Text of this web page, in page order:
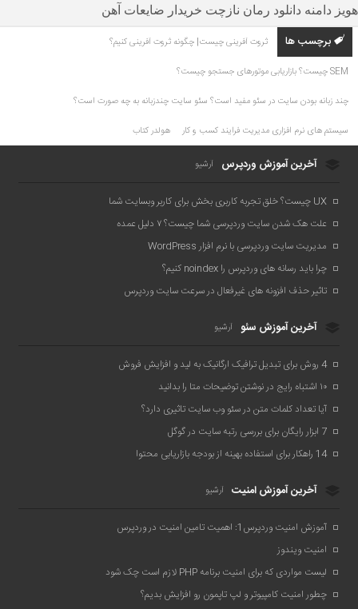
هویز دامنه دانلود رمان نازچت خریدار ضایعات آهن
برچسب ها ثروت آفرینی چیست| چگونه ثروت آفرینی کنیم؟
SEM چیست؟ بازاریابی موتورهای جستجو چیست؟
چند زبانه بودن سایت در سئو مفید است؟ سئو سایت چندزبانه به چه صورت است؟
سیستم های نرم افزاری مدیریت فرایند کسب و کار هولدر کتاب
آخرین آموزش وردپرس آرشیو
UX چیست؟ خلق تجربه کاربری بخش برای کاربر وبسایت شما
علت هک شدن سایت وردپرسی شما چیست؟ ۷ دلیل عمده
مدیریت سایت وردپرسی با نرم افزار WordPress
چرا باید رسانه های وردپرس را noindex کنیم؟
تاثیر حذف افزونه های غیرفعال در سرعت سایت وردپرس
آخرین آموزش سئو آرشیو
4 روش برای تبدیل ترافیک ارگانیک به لید و افزایش فروش
۱۰ اشتباه رایج در نوشتن توضیحات متا را بدانید
آیا تعداد کلمات متن در سئو وب سایت تاثیری دارد؟
7 ابزار رایگان برای بررسی رتبه سایت در گوگل
14 راهکار برای استفاده بهینه از بودجه بازاریابی محتوا
آخرین آموزش امنیت آرشیو
آموزش امنیت وردپرس1: اهمیت تامین امنیت در وردپرس
امنیت ویندوز
لیست مواردی که برای امنیت برنامه PHP لازم است چک شود
چطور امنیت کامپیوتر و لپ تاپمون رو افزایش بدیم؟